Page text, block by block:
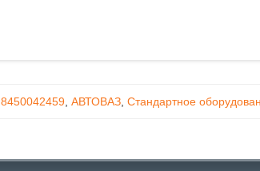
8450042459 АВТОВАЗ Стандартное